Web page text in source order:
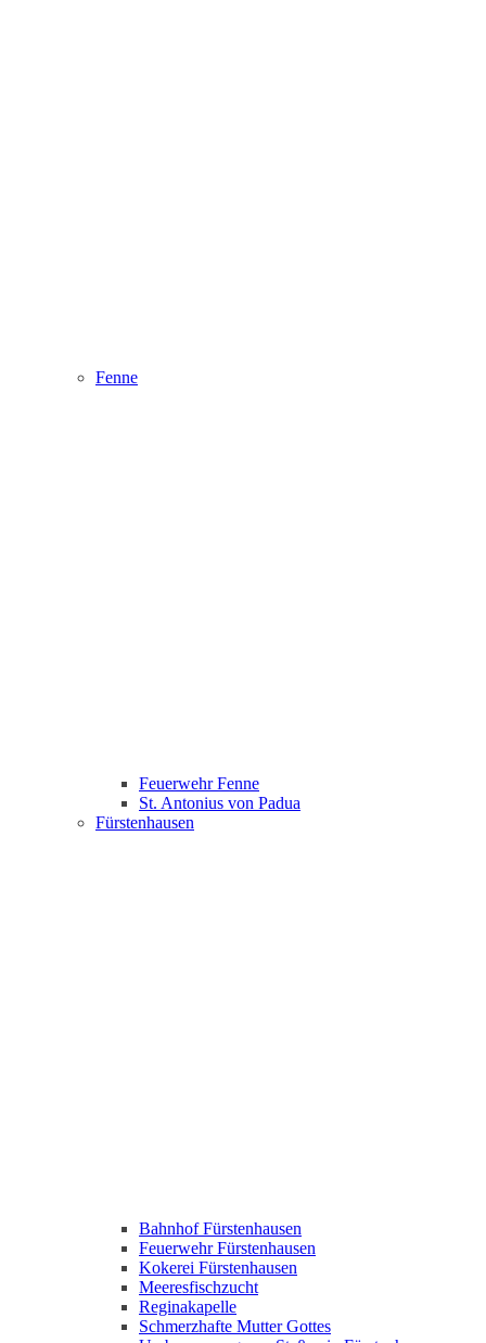
Fenne
Feuerwehr Fenne
St. Antonius von Padua
Fürstenhausen
Bahnhof Fürstenhausen
Feuerwehr Fürstenhausen
Kokerei Fürstenhausen
Meeresfischzucht
Reginakapelle
Schmerzhafte Mutter Gottes